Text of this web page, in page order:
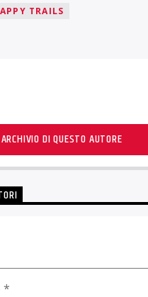
TRAILS
ARCHIVIO DI QUESTO AUTORE